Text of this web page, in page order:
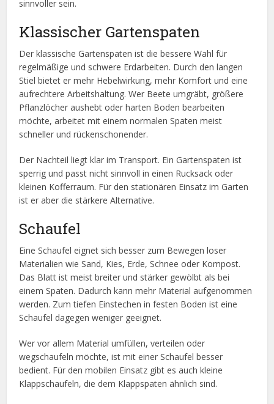
sinnvoller sein.
Klassischer Gartenspaten
Der klassische Gartenspaten ist die bessere Wahl für
regelmäßige und schwere Erdarbeiten. Durch den langen
Stiel bietet er mehr Hebelwirkung, mehr Komfort und eine
aufrechtere Arbeitshaltung. Wer Beete umgräbt, größere
Pflanzlöcher aushebt oder harten Boden bearbeiten
möchte, arbeitet mit einem normalen Spaten meist
schneller und rückenschonender.
Der Nachteil liegt klar im Transport. Ein Gartenspaten ist
sperrig und passt nicht sinnvoll in einen Rucksack oder
kleinen Kofferraum. Für den stationären Einsatz im Garten
ist er aber die stärkere Alternative.
Schaufel
Eine Schaufel eignet sich besser zum Bewegen loser
Materialien wie Sand, Kies, Erde, Schnee oder Kompost.
Das Blatt ist meist breiter und stärker gewölbt als bei
einem Spaten. Dadurch kann mehr Material aufgenommen
werden. Zum tiefen Einstechen in festen Boden ist eine
Schaufel dagegen weniger geeignet.
Wer vor allem Material umfüllen, verteilen oder
wegschaufeln möchte, ist mit einer Schaufel besser
bedient. Für den mobilen Einsatz gibt es auch kleine
Klappschaufeln, die dem Klappspaten ähnlich sind.